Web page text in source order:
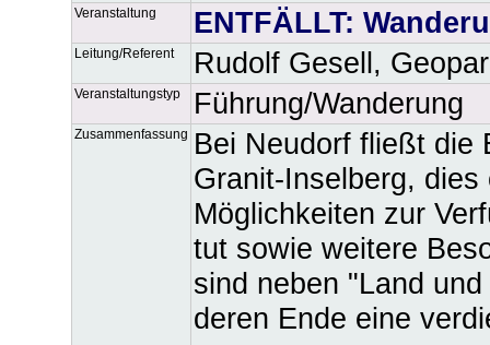
Veranstaltung ENTFÄLLT:
Leitung/Referent Rudolf Gesell,
Veranstaltungstyp Führung/Wanderung
Zusammenfassung
Bei Neudorf fließt die
Granit-Inselberg,
Möglichkeiten zur
tut sowie weitere
sind neben "Land
deren Ende eine